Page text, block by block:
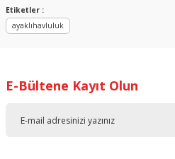
Etiketler :
ayaklıhavluluk
E-Bültene Kayıt Olun